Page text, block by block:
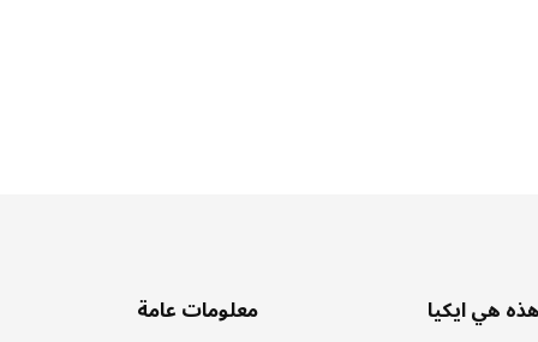
هذه هي ايكيا معلومات عامة